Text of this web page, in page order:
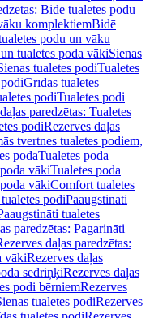
Bidē tualetes podu
komplektiemBidē
podu un vāku
tualetes poda vākiSienas
tualetes podiTualetes
Grīdas tualetes
podiTualetes podi
paredzētas: Tualetes
podiRezerves daļas
tvertnes tualetes podiem,
podaTualetes poda
vākiTualetes poda
vākiComfort tualetes
podiPaaugstināti
tualetes
paredzētas: Pagarināti
daļas paredzētas:
vākiRezerves daļas
sēdriņķiRezerves daļas
podi bērniemRezerves
tualetes podiRezerves